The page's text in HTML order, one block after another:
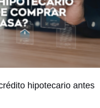
hipotecario antes